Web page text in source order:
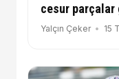
cesur parçalar
Yalçın Çeker 15